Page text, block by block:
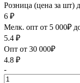
Розница (цена за шт)
6 ₽
Мелк. опт от 5 000₽
5.4 ₽
Опт от 30 000₽
4.8 ₽
-